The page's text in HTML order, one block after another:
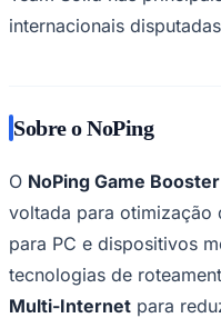
São Paulo
internacionais
Sobre o NoPing
O NoPing Game Booster
voltada para otimização
para PC e dispositivos
tecnologias de
Multi-Internet para